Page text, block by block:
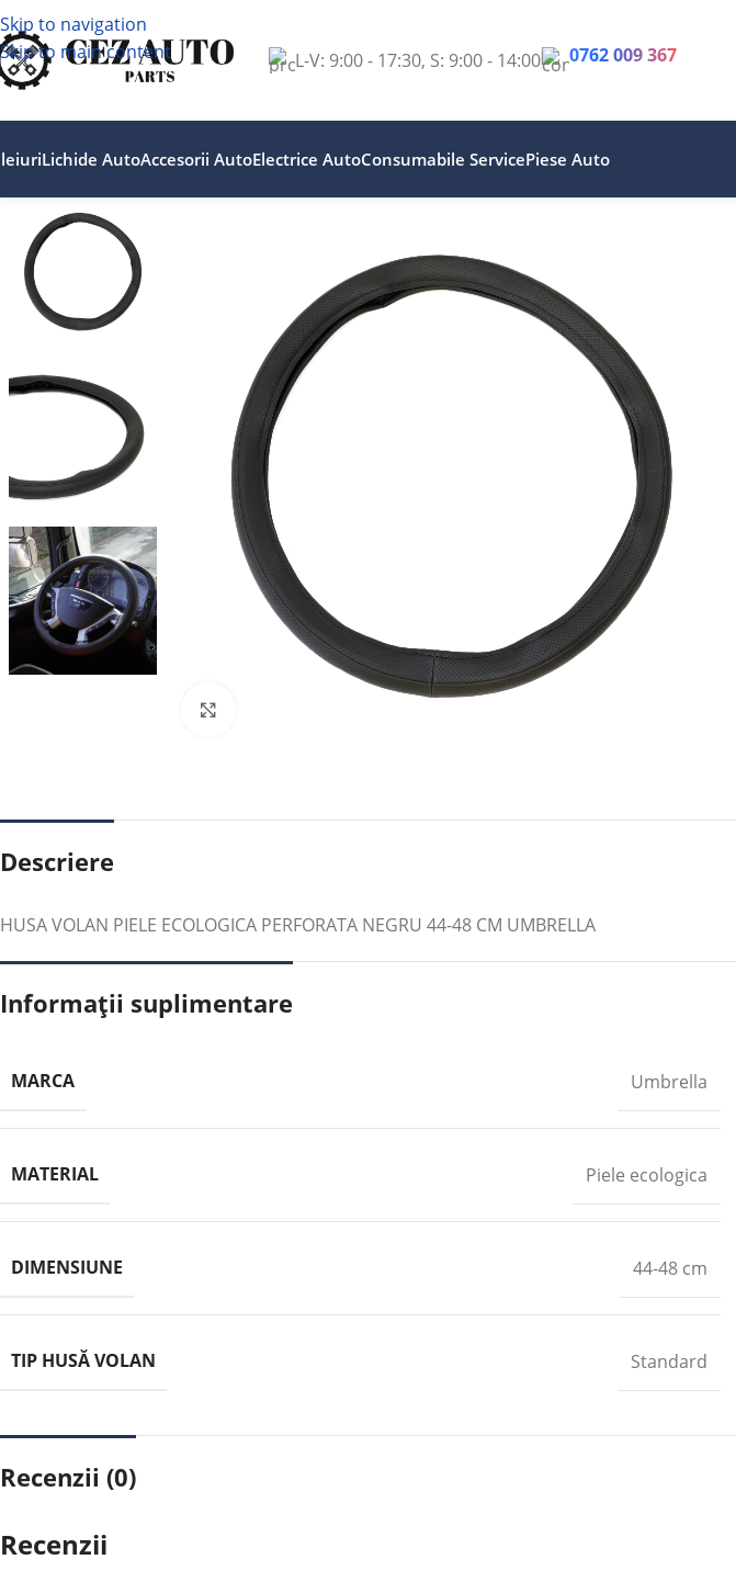
Skip to navigation
Skip to main content
L-V: 9:00 - 17:30, S: 9:00 - 14:00 0762 009 367
Lichide AutoAccesorii AutoElectrice AutoConsumabile ServicePiese Auto
Descriere
HUSA VOLAN PIELE ECOLOGICA PERFORATA NEGRU 44-48 CM UMBRELLA
Informații suplimentare
MARCA Umbrella
MATERIAL Piele ecologica
DIMENSIUNE 44-48 cm
TIP HUSĂ VOLAN Standard
Recenzii (0)
Recenzii